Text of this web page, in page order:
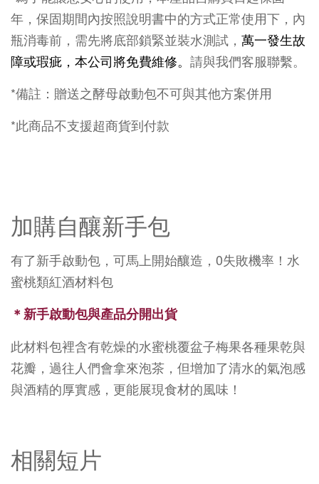
年，保固期間內按照說明書中的方式正常使用下，內
瓶消毒前，需先將底部鎖緊並裝水測試， 萬一發生故
障或瑕疵，本公司將免費維修。 請與我們客服聯繫。
*備註：贈送之酵母啟動包不可與其他方案併用
*此商品不支援超商貨到付款
加購自釀新手包
有了新手啟動包，可馬上開始釀造，0失敗機率！水
蜜桃類紅酒材料包
＊新手啟動包與產品分開出貨
此材料包裡含有乾燥的水蜜桃覆盆子梅果各種果乾與
花瓣，過往人們會拿來泡茶，但增加了清水的氣泡感
與酒精的厚實感，更能展現食材的風味！
相關短片